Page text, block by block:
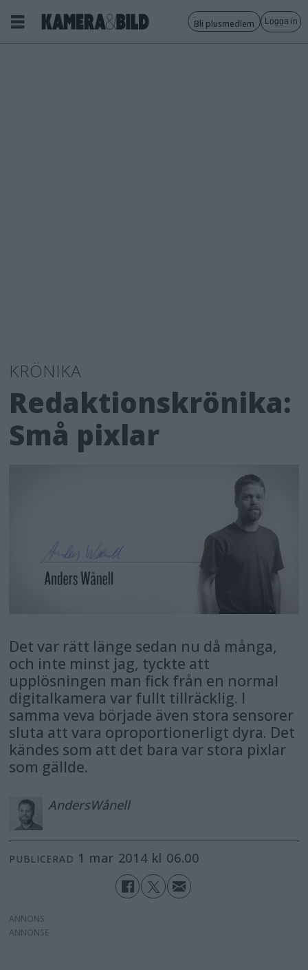
Bli plusmedlem Logga in
KRÖNIKA
Redaktionskrönika:
Små pixlar
Det var rätt länge sedan nu då många,
och inte minst jag, tyckte att
upplösningen man fick från en normal
digitalkamera var fullt tillräcklig. I
samma veva började även stora sensorer
sluta att vara oproportionerligt dyra. Det
kändes som att det bara var stora pixlar
som gällde.
AndersWånell
PUBLICERAD 1 mar 2014 kl 06.00
ANNONS